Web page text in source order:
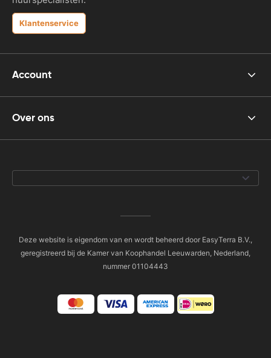
Klantenservice
Account
Over ons
Deze website is eigendom van en wordt beheerd door EasyTerra B.V.,
geregistreerd bij de Kamer van Koophandel Leeuwarden, Nederland,
nummer 01104443